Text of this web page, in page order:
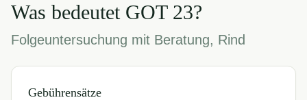
Was bedeutet GOT 23?
Folgeuntersuchung mit Beratung, Rind
Gebührensätze